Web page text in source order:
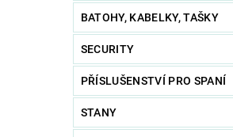
BATOHY, KABELKY, TAŠKY
SECURITY
PŘÍSLUŠENSTVÍ PRO SPANÍ
STANY